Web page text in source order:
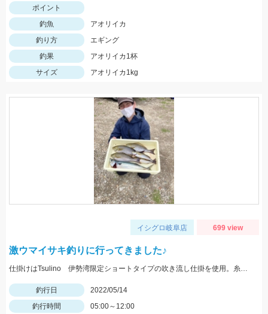
ポイント
釣魚
アオリイカ
釣り方
エギング
釣果
アオリイカ1杯
サイズ
アオリイカ1kg
イシグロ岐阜店 699 view
激ウマイサキ釣りに行ってきました♪
仕掛けはTsulino 伊勢湾限定ショートタイプの吹き流し仕掛を使用。糸絡みも少なくオススメです！
釣行日
2022/05/14
釣行時間
05:00～12:00